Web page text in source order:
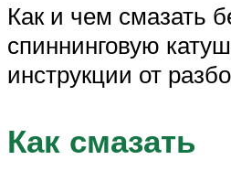
Как и чем смазать
спиннинговую
инструкции от
Как смазать